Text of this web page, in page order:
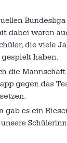
dabei waren
die viele
haben.
die
gegen das
gab es ein